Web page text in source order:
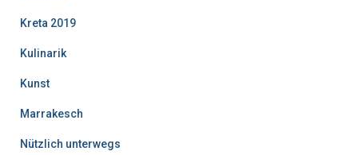
Kreta 2019
Kulinarik
Kunst
Marrakesch
Nützlich unterwegs